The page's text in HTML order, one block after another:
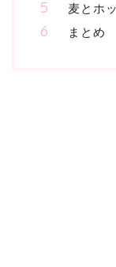
麦とホ
まとめ